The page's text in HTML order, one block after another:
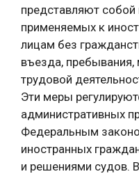
представляют
применяемых к
лицам без
въезда, пребывания,
трудовой
Эти меры
административных
Федеральным
иностранных
и решениями судов.